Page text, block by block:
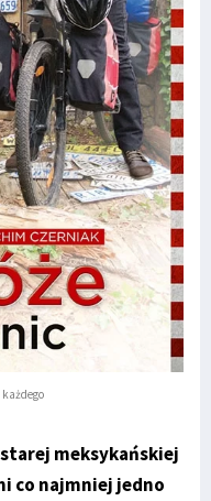
każdego
meksykańskiej
co najmniej jedno